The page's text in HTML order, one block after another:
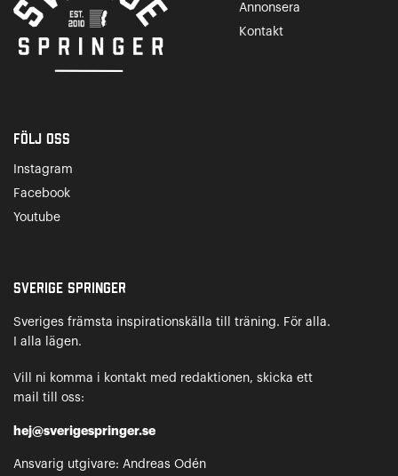
Annonsera
Kontakt
Följ oss
Instagram
Facebook
Youtube
Sverige Springer
Sveriges främsta inspirationskälla till träning. För alla.
I alla lägen.
Vill ni komma i kontakt med redaktionen, skicka ett
mail till oss:
hej@sverigespringer.se
Ansvarig utgivare: Andreas Odén